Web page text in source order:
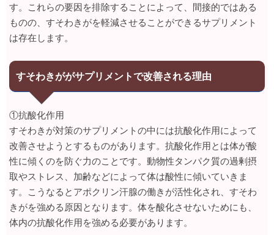
す。これらの要因を排除することによって、間接的ではある
ものの、すそわきがを軽減させることができるサプリメント
は存在します。
すそわきががサプリメントで改善される理由
①抗酸化作用
すそわきが対策のサプリメントの中には抗酸化作用によって
改善させようとするものがあります。抗酸化作用とは体が酸
性に傾くのを防ぐ力のことです。動物性タンパク質の過剰摂
取やストレス、加齢などによって体は酸性に傾いていきま
す。こうなるとアポクリン汗腺の働きが活性化され、すそわ
きがを強める原因となります。体を酸化させないためにも、
体内の抗酸化作用を強める必要があります。